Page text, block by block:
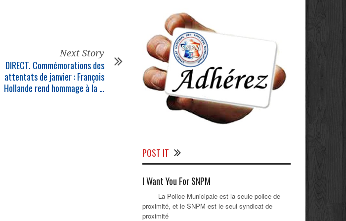
Next Story
DIRECT. Commémorations des
attentats de janvier : François
Hollande rend hommage à la …
POST IT
I Want You For SNPM
La Police Municipale est la seule police de
proximité, et le SNPM est le seul syndicat de
proximité